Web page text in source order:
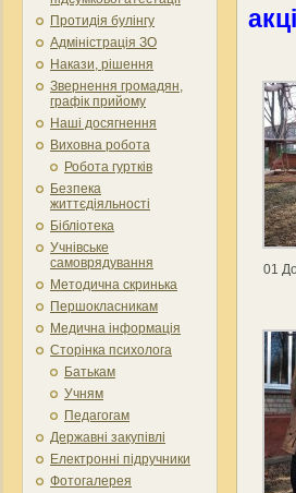
Протидія булінгу
Адміністрація ЗО
Накази, рішення
Звернення громадян,
графік прийому
Наші досягнення
Виховна робота
Робота гуртків
Безпека
життєдіяльності
Бібліотека
Учнівське
самоврядування
Методична скринька
Першокласникам
Медична інформація
Сторінка психолога
Батькам
Учням
Педагогам
Державні закупівлі
Електронні підручники
Фотогалерея
01